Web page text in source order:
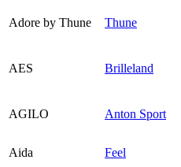
Adore by Thune Thune
AES Brilleland
AGILO Anton Sport
Aida
Feel